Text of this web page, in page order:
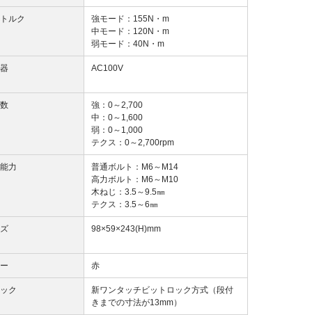
ルク
強モード：155N・m
中モード：120N・m
弱モード：40N・m
AC100V
強：0～2,700
中：0～1,600
弱：0～1,000
テクス：0～2,700rpm
力
普通ボルト：M6～M14
高力ボルト：M6～M10
木ねじ：3.5～9.5㎜
テクス：3.5～6㎜
98×59×243(H)mm
赤
ク
新ワンタッチビットロック方式（段付
きまでの寸法が13mm）